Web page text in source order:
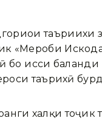
«Меҳроби
ҳисси
таърихӣ
халқи